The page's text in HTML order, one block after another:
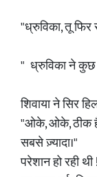
"ध्रुविका, तू
" ध्रुविका ने कुछ
शिवाया ने सिर
"ओके, ओके, ठीक है
सबसे ज़्यादा।"
परेशान हो रही